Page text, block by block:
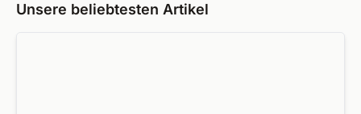
Unsere beliebtesten Artikel